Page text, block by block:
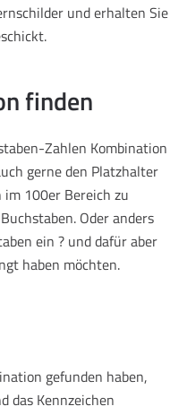
und erhalten Sie
finden
Zahlen Kombination
gerne den Platzhalter
im 100er Bereich zu
Oder anders
ein ? und dafür aber
haben möchten.
gefunden haben,
das Kennzeichen